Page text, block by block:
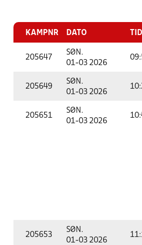
KAMPNR DATO TID
205647
SØN.
01-03 2026
205649
SØN.
01-03 2026
205651
SØN.
01-03 2026
205653
SØN.
01-03 2026